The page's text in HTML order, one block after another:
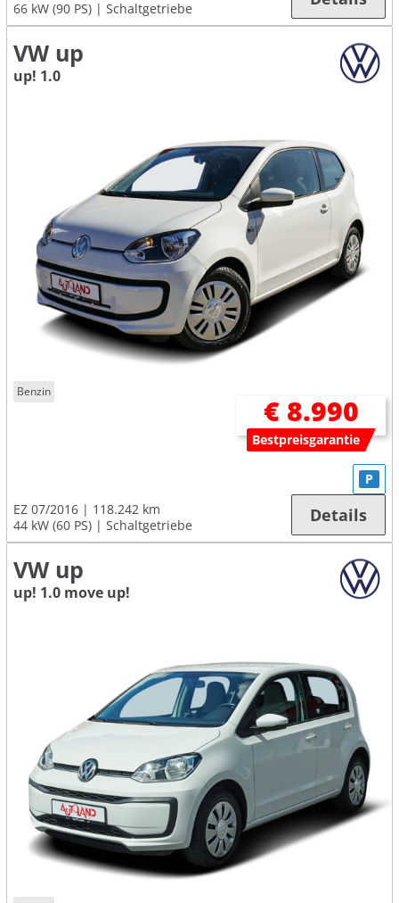
66 kW (90 PS)
Schaltgetriebe
VW up
up! 1.0
Benzin
€ 8.990
Bestpreisgarantie
EZ 07/2016
118.242 km
44 kW (60 PS)
Schaltgetriebe
P
Details
VW up
up! 1.0 move up!